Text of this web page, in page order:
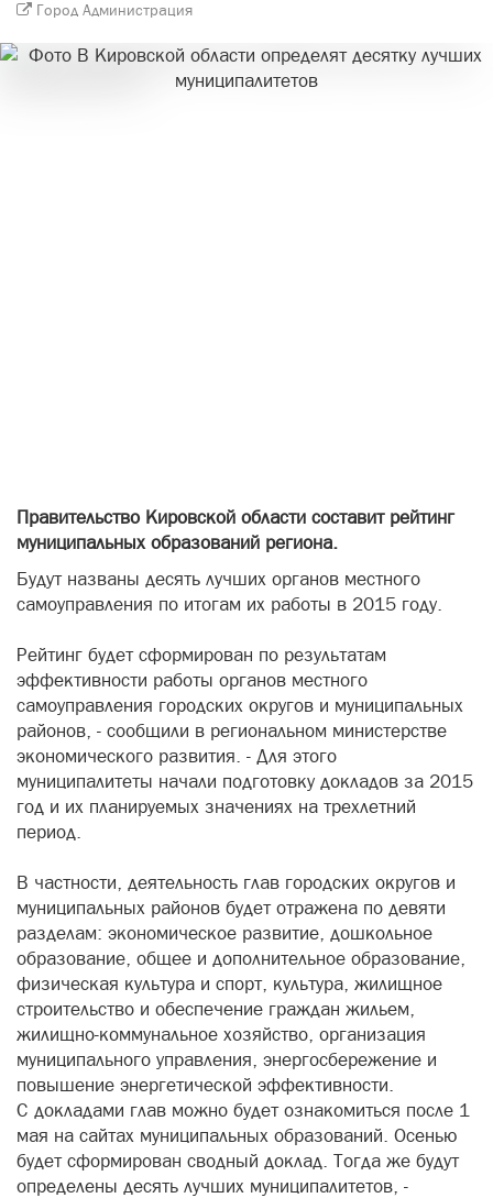
Город Администрация
Правительство Кировской области составит рейтинг
муниципальных образований региона.
Будут названы десять лучших органов местного
самоуправления по итогам их работы в 2015 году.
Рейтинг будет сформирован по результатам
эффективности работы органов местного
самоуправления городских округов и муниципальных
районов, - сообщили в региональном министерстве
экономического развития. - Для этого
муниципалитеты начали подготовку докладов за 2015
год и их планируемых значениях на трехлетний
период.
В частности, деятельность глав городских округов и
муниципальных районов будет отражена по девяти
разделам: экономическое развитие, дошкольное
образование, общее и дополнительное образование,
физическая культура и спорт, культура, жилищное
строительство и обеспечение граждан жильем,
жилищно-коммунальное хозяйство, организация
муниципального управления, энергосбережение и
повышение энергетической эффективности.
С докладами глав можно будет ознакомиться после 1
мая на сайтах муниципальных образований. Осенью
будет сформирован сводный доклад. Тогда же будут
определены десять лучших муниципалитетов, -